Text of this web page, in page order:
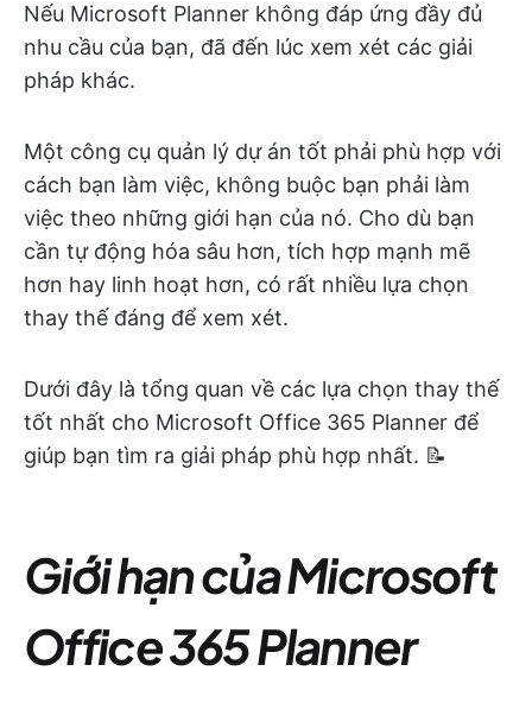
Nếu Microsoft Planner không đáp ứng đầy đủ
nhu cầu của bạn, đã đến lúc xem xét các giải
pháp khác.
Một công cụ quản lý dự án tốt phải phù hợp với
cách bạn làm việc, không buộc bạn phải làm
việc theo những giới hạn của nó. Cho dù bạn
cần tự động hóa sâu hơn, tích hợp mạnh mẽ
hơn hay linh hoạt hơn, có rất nhiều lựa chọn
thay thế đáng để xem xét.
Dưới đây là tổng quan về các lựa chọn thay thế
tốt nhất cho Microsoft Office 365 Planner để
giúp bạn tìm ra giải pháp phù hợp nhất. 📝
Giới hạn của Microsoft
Office 365 Planner